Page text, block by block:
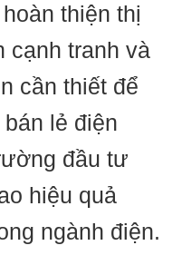
thiện thị
cạnh tranh và
cần thiết để
lẻ điện
đầu tư
hiệu quả
ngành điện.